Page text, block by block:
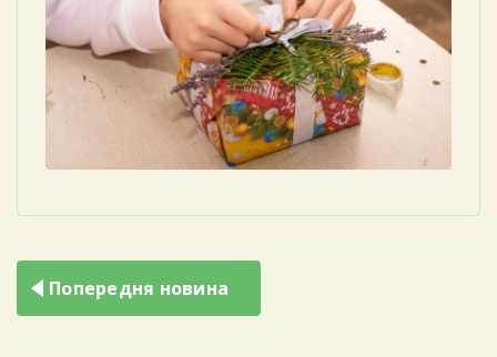
Навігація
записів
Попередня новина